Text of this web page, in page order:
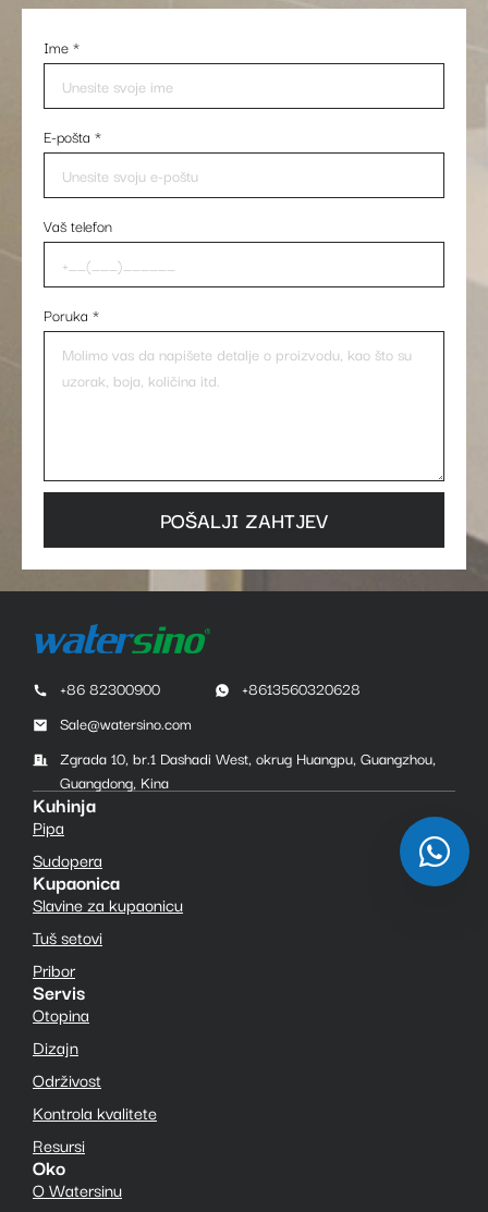
Ime*
E-pošta *
Vaš telefon
Poruka *
POŠALJI ZAHTJEV
+86 82300900
+8613560320628
Sale@watersino.com
Zgrada 10, br.1 Dashadi West, okrug Huangpu, Guangzhou,
Guangdong, Kina
Kuhinja
Pipa
Sudopera
Kupaonica
Slavine za kupaonicu
Tuš setovi
Pribor
Servis
Otopina
Dizajn
Održivost
Kontrola kvalitete
Resursi
Oko
O Watersinu